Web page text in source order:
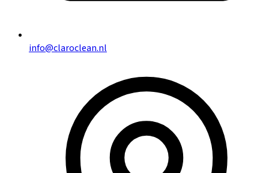
info@claroclean.nl